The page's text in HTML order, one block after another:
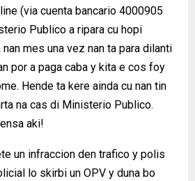
(via cuenta bancario 4000905
Publico a ripara cu hopi
mes una vez nan ta para dilanti
por a paga caba y kita e cos foy
Hende ta kere ainda cu nan tin
na cas di Ministerio Publico.
aki!
un infraccion den trafico y polis
lo skirbi un OPV y duna bo